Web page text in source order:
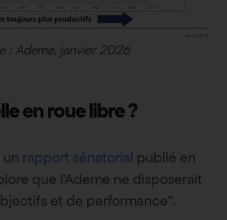
: Ademe, janvier 2026
en roue libre ?
un rapport sénatorial publié en
que l’Ademe ne disposerait
et de performance”.